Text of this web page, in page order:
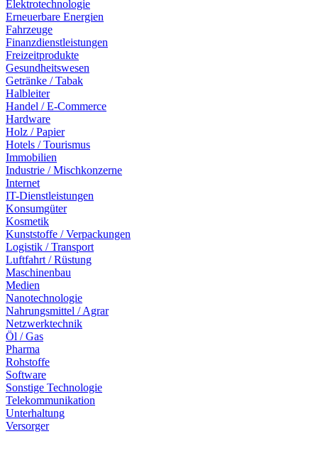
Elektrotechnologie
Erneuerbare Energien
Fahrzeuge
Finanzdienstleistungen
Freizeitprodukte
Gesundheitswesen
Getränke / Tabak
Halbleiter
Handel / E-Commerce
Hardware
Holz / Papier
Hotels / Tourismus
Immobilien
Industrie / Mischkonzerne
Internet
IT-Dienstleistungen
Konsumgüter
Kosmetik
Kunststoffe / Verpackungen
Logistik / Transport
Luftfahrt / Rüstung
Maschinenbau
Medien
Nanotechnologie
Nahrungsmittel / Agrar
Netzwerktechnik
Öl / Gas
Pharma
Rohstoffe
Software
Sonstige Technologie
Telekommunikation
Unterhaltung
Versorger